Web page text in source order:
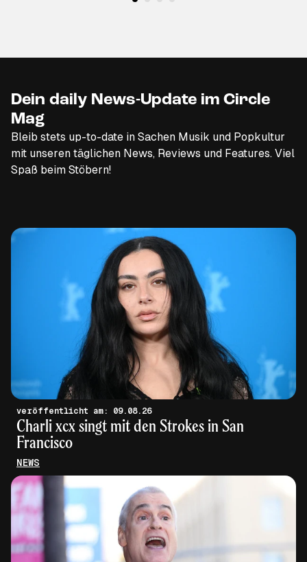
Dein daily News-Update im Circle
Mag
Bleib stets up-to-date in Sachen Musik und Popkultur
mit unseren täglichen News, Reviews und Features. Viel
Spaß beim Stöbern!
veröffentlicht am: 09.08.26
Charli xcx singt mit den Strokes in San
Francisco
NEWS